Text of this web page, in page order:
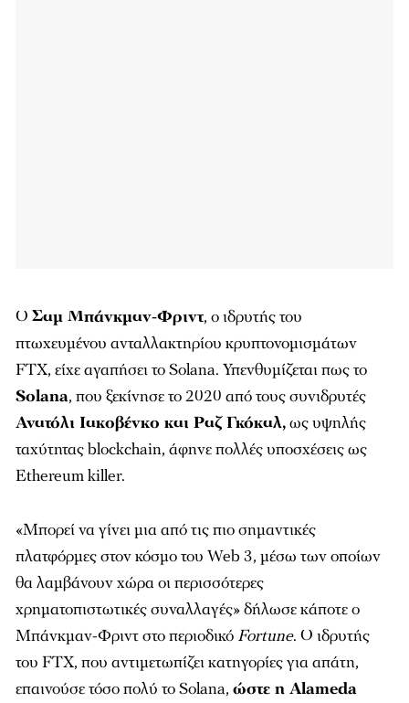
Ο Σαμ Μπάνκμαν-Φριντ, ο ιδρυτής του
πτωχευμένου ανταλλακτηρίου κρυπτονομισμάτων
FTX, είχε αγαπήσει το Solana. Υπενθυμίζεται πως το
Solana, που ξεκίνησε το 2020 από τους συνιδρυτές
Ανατόλι Ιακοβένκο και Ραζ Γκόκαλ,ως υψηλής
ταχύτητας blockchain, άφηνε πολλές υποσχέσεις ως
Ethereum killer.
«Μπορεί να γίνει μια από τις πιο σημαντικές
πλατφόρμες στον κόσμο του Web 3, μέσω των οποίων
θα λαμβάνουν χώρα οι περισσότερες
χρηματοπιστωτικές συναλλαγές» δήλωσε κάποτε ο
Μπάνκμαν-Φριντ στο περιοδικό Fortune. Ο ιδρυτής
του FTX, που αντιμετωπίζει κατηγορίες για απάτη,
επαινούσε τόσο πολύ το Solana, ώστε η Alameda